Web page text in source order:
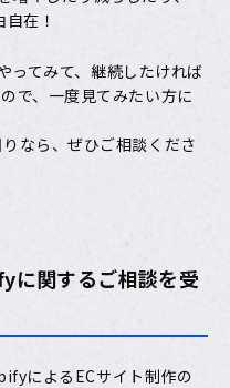
在！
てみて、継続したければ
で、一度見てみたい方に
なら、ぜひご相談くださ
に関するご相談を受
によるECサイト制作の